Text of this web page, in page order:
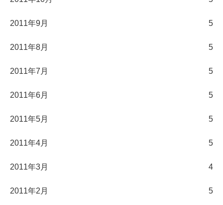
2011年9月 5
2011年8月 5
2011年7月 5
2011年6月 5
2011年5月 5
2011年4月 5
2011年3月 4
2011年2月 5